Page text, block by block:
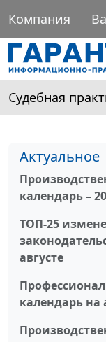
Компания
Судебная
Актуальное
календарь –
ТОП-25
августе
календарь на